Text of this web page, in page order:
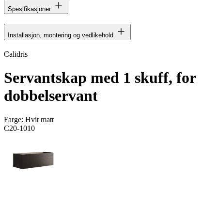
Spesifikasjoner
Installasjon, montering og vedlikehold
Calidris
Servantskap med 1 skuff, for
dobbelservant
Farge: Hvit matt
C20-1010